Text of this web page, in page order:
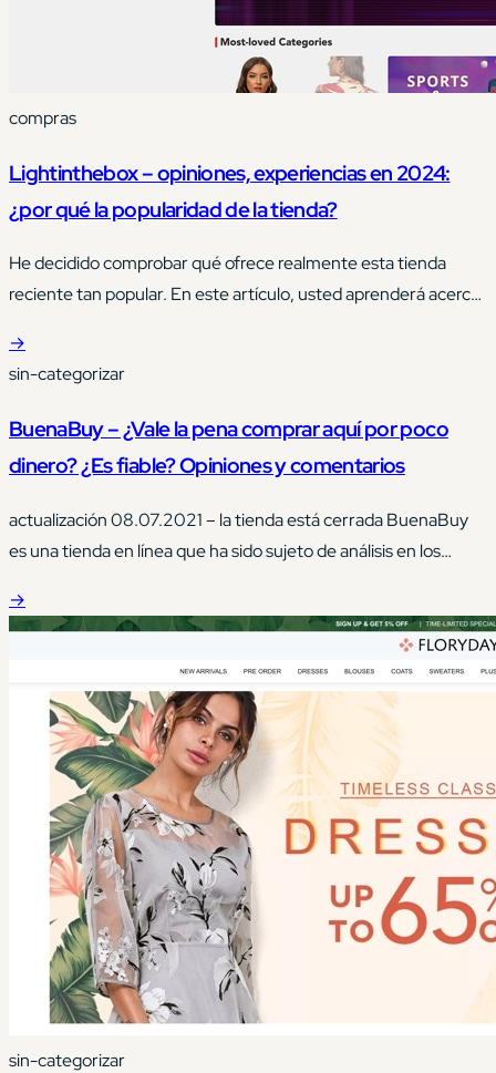
compras
Lightinthebox – opiniones, experiencias en 2024:
¿por qué la popularidad de la tienda?
He decidido comprobar qué ofrece realmente esta tienda
reciente tan popular. En este artículo, usted aprenderá acerca
amplia gama de productos a precios atractivos. Lightinthebox
es un competidor del gigante Amazon, que ofrece alta calidad
y ahorro al eliminar intermediarios. Su amplia gama incluye
→
sin-categorizar
BuenaBuy – ¿Vale la pena comprar aquí por poco
dinero? ¿Es fiable? Opiniones y comentarios
actualización 08.07.2021 – la tienda está cerrada BuenaBuy
es una tienda en línea que ha sido sujeto de análisis en los
rubro de la electrónica. Es uno de los tantos ejemplos de
minoristas que se pueden encontrar en Internet, y gracias a
→
sin-categorizar